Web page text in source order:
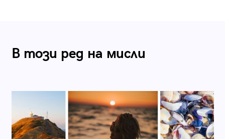
В този ред на мисли